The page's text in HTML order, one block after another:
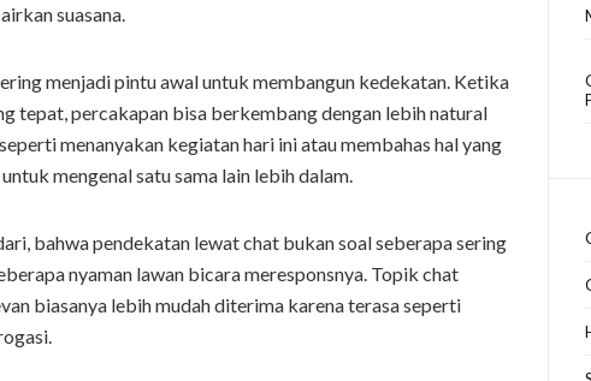
suasana.
menjadi pintu awal untuk membangun kedekatan. Ketika
tepat, percakapan bisa berkembang dengan lebih natural
menanyakan kegiatan hari ini atau membahas hal yang
mengenal satu sama lain lebih dalam.
bahwa pendekatan lewat chat bukan soal seberapa sering
nyaman lawan bicara meresponsnya. Topik chat
biasanya lebih mudah diterima karena terasa seperti